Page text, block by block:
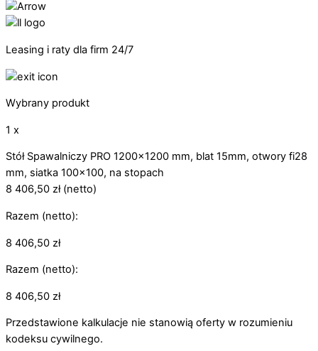
Leasing i raty dla firm 24/7
Wybrany produkt
1 x
Stół Spawalniczy PRO 1200x1200 mm, blat 15mm, otwory fi28
mm, siatka 100x100, na stopach
8 406,50 zł(netto)
Razem (netto):
8 406,50 zł
Razem (netto):
8 406,50 zł
Przedstawione kalkulacje nie stanowią oferty w rozumieniu
kodeksu cywilnego.